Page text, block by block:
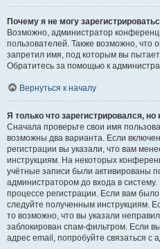
Почему я не могу
Возможно, администратор
пользователей. Также возможно, что
запретил имя, под которым вы
Обратитесь за помощью к
Вернуться к началу
Я только что зарегистрировался, но
Сначала проверьте свои имя
возможны два варианта. Если
регистрации вы указали, что вам
инструкциям. На некоторых
учётные записи были активированы
администратором до входа в
процессе регистрации. Если вам
следуйте полученным инструкциям.
то возможно, что вы указали
заблокирован спам-фильтром. Если
адрес email, попробуйте связаться с